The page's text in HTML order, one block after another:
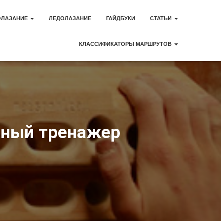
ЛЕДОЛАЗАНИЕ ГАЙДБУКИ СТАТЬИ
КЛАССИФИКАТОРЫ МАРШРУТОВ
тренажер